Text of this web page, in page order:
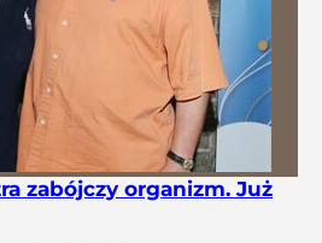
zabójczy organizm. Już